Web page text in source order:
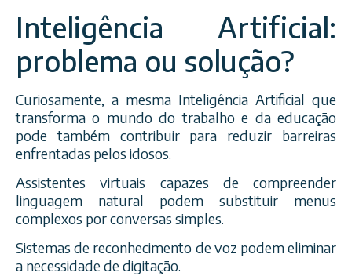
Inteligência Artificial:
problema ou solução?
Curiosamente, a mesma Inteligência Artificial que
transforma o mundo do trabalho e da educação
pode também contribuir para reduzir barreiras
enfrentadas pelos idosos.
Assistentes virtuais capazes de compreender
linguagem natural podem substituir menus
complexos por conversas simples.
Sistemas de reconhecimento de voz podem eliminar
a necessidade de digitação.